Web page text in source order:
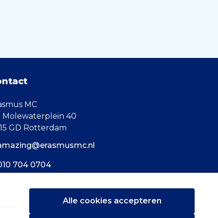
MC
Molewaterplein 40
GD Rotterdam
704 0704
Alle cookies accepteren